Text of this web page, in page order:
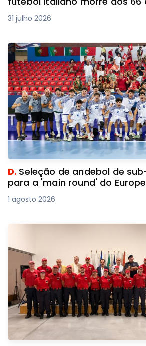
31 julho 2026
D. Seleção de andebol de
para a 'main round' do
1 agosto 2026